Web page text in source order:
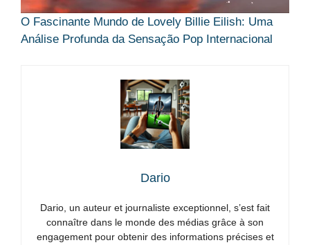
O Fascinante Mundo de Lovely Billie Eilish: Uma
Análise Profunda da Sensação Pop Internacional
Dario
Dario, un auteur et journaliste exceptionnel, s’est fait
connaître dans le monde des médias grâce à son
engagement pour obtenir des informations précises et